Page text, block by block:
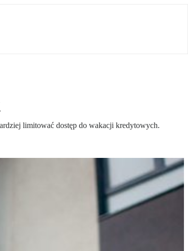
limitować dostęp do wakacji kredytowych.